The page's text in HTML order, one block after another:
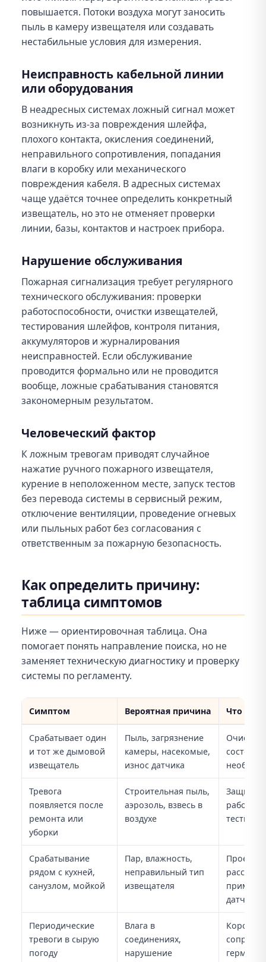
повышается. Потоки воздуха могут заносить
пыль в камеру извещателя или создавать
нестабильные условия для измерения.
Неисправность кабельной линии
или оборудования
В неадресных системах ложный сигнал может
возникнуть из-за повреждения шлейфа,
плохого контакта, окисления соединений,
неправильного сопротивления, попадания
влаги в коробку или механического
повреждения кабеля. В адресных системах
чаще удаётся точнее определить конкретный
извещатель, но это не отменяет проверки
линии, базы, контактов и настроек прибора.
Нарушение обслуживания
Пожарная сигнализация требует регулярного
технического обслуживания: проверки
работоспособности, очистки извещателей,
тестирования шлейфов, контроля питания,
аккумуляторов и журналирования
неисправностей. Если обслуживание
проводится формально или не проводится
вообще, ложные срабатывания становятся
закономерным результатом.
Человеческий фактор
К ложным тревогам приводят случайное
нажатие ручного пожарного извещателя,
курение в неположенном месте, запуск тестов
без перевода системы в сервисный режим,
отключение вентиляции, проведение огневых
или пыльных работ без согласования с
ответственным за пожарную безопасность.
Как определить причину:
таблица симптомов
Ниже — ориентировочная таблица. Она
помогает понять направление поиска, но не
заменяет техническую диагностику и проверку
системы по регламенту.
Симптом Вероятная причина Что
Срабатывает один
и тот же дымовой
извещатель
Пыль, загрязнение
камеры, насекомые,
износ датчика
Очистку,
Тревога
появляется после
ремонта или
уборки
Строительная пыль,
аэрозоль, взвесь в
воздухе
Защиту
работ,
Срабатывание
рядом с кухней,
санузлом, мойкой
Пар, влажность,
неправильный тип
извещателя
датчика
Периодические
тревоги в сырую
погоду
Влага в
соединениях,
нарушение